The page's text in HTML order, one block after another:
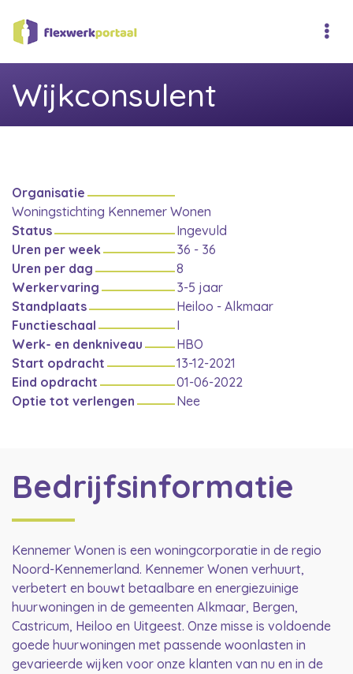
Wijkconsulent
Organisatie
Woningstichting Kennemer Wonen
Status
Ingevuld
Uren per week
36 - 36
Uren per dag
8
Werkervaring
3-5 jaar
Standplaats
Heiloo - Alkmaar
Functieschaal
I
Werk- en denkniveau
HBO
Start opdracht
13-12-2021
Eind opdracht
01-06-2022
Optie tot verlengen
Nee
Bedrijfsinformatie
Kennemer Wonen is een woningcorporatie in de regio
Noord-Kennemerland. Kennemer Wonen verhuurt,
verbetert en bouwt betaalbare en energiezuinige
huurwoningen in de gemeenten Alkmaar, Bergen,
Castricum, Heiloo en Uitgeest. Onze misse is voldoende
goede huurwoningen met passende woonlasten in
gevarieerde wijken voor onze klanten van nu en in de